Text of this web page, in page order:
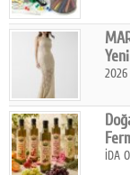
2026
İDA